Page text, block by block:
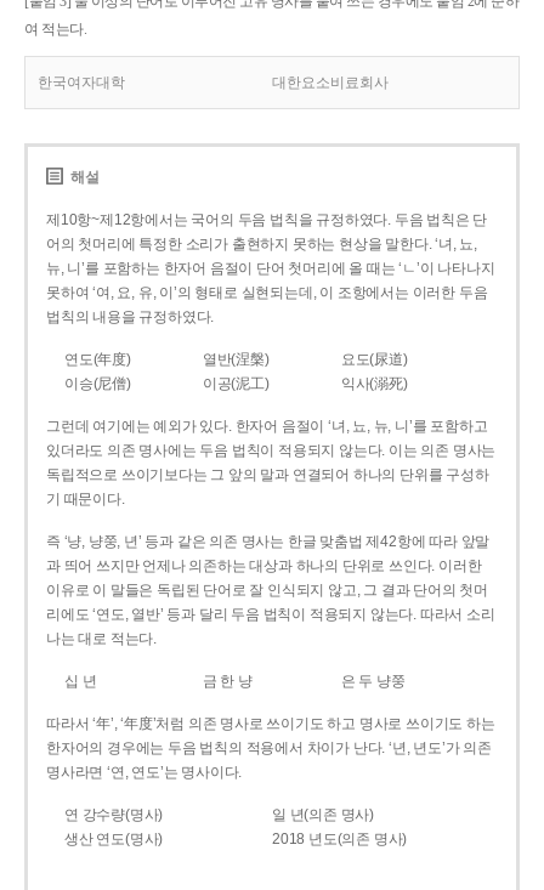
여 적는다.
한국여자대학 대한요소비료회사
해설
제10항~제12항에서는 국어의 두음 법칙을 규정하였다. 두음 법칙은 단
어의 첫머리에 특정한 소리가 출현하지 못하는 현상을 말한다. ‘녀, 뇨,
뉴, 니’를 포함하는 한자어 음절이 단어 첫머리에 올 때는 ‘ㄴ’이 나타나지
못하여 ‘여, 요, 유, 이’의 형태로 실현되는데, 이 조항에서는 이러한 두음
법칙의 내용을 규정하였다.
연도(年度) 열반(涅槃)
요도(尿道)
이승(尼僧)
이공(泥工) 익사(溺死)
그런데 여기에는 예외가 있다. 한자어 음절이 ‘녀, 뇨, 뉴, 니’를 포함하고
있더라도 의존 명사에는 두음 법칙이 적용되지 않는다. 이는 의존 명사는
독립적으로 쓰이기보다는 그 앞의 말과 연결되어 하나의 단위를 구성하
기 때문이다.
즉 ‘냥, 냥쭝, 년’ 등과 같은 의존 명사는 한글 맞춤법 제42항에 따라 앞말
과 띄어 쓰지만 언제나 의존하는 대상과 하나의 단위로 쓰인다. 이러한
이유로 이 말들은 독립된 단어로 잘 인식되지 않고, 그 결과 단어의 첫머
리에도 ‘연도, 열반’ 등과 달리 두음 법칙이 적용되지 않는다. 따라서 소리
나는 대로 적는다.
십 년 금 한 냥 은 두 냥쭝
따라서 ‘年’, ‘年度’처럼 의존 명사로 쓰이기도 하고 명사로 쓰이기도 하는
한자어의 경우에는 두음 법칙의 적용에서 차이가 난다. ‘년, 년도’가 의존
명사라면 ‘연, 연도’는 명사이다.
연 강수량(명사)
일 년(의존 명사)
생산 연도(명사)
2018 년도(의존 명사)